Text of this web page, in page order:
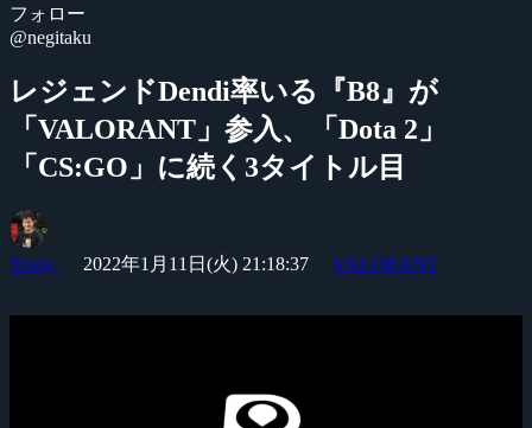
フォロー
@negitaku
レジェンドDendi率いる『B8』が
「VALORANT」参入、「Dota 2」
「CS:GO」に続く3タイトル目
Yossy 2022年1月11日(火) 21:18:37 VALORANT